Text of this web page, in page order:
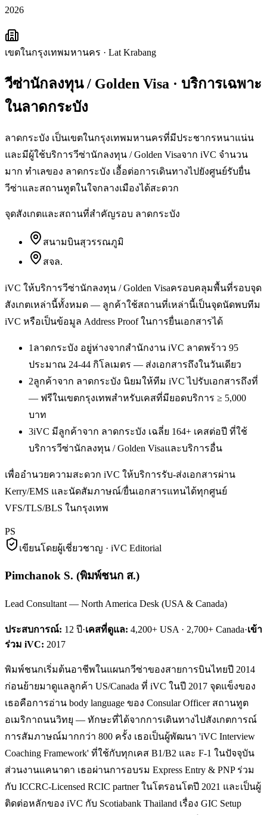
2026
เขตในกรุงเทพมหานคร · Lat Krabang
วีซ่านักลงทุน / Golden Visa · บริการเฉพาะ
ในลาดกระบัง
ลาดกระบัง เป็นเขตในกรุงเทพมหานครที่มีประชากรหนาแน่น
และมีผู้ใช้บริการวีซ่านักลงทุน / Golden Visaจาก iVC จำนวน
มาก ทำเลของ ลาดกระบัง เอื้อต่อการเดินทางไปยังศูนย์รับยื่น
วีซ่าและสถานทูตในใจกลางเมืองได้สะดวก
จุดสังเกตและสถานที่สำคัญรอบ ลาดกระบัง
สนามบินสุวรรณภูมิ
สจล.
iVC ให้บริการวีซ่านักลงทุน / Golden Visaครอบคลุมพื้นที่รอบจุด
สังเกตเหล่านี้ทั้งหมด — ลูกค้าใช้สถานที่เหล่านี้เป็นจุดนัดพบทีม
iVC หรือเป็นข้อมูล Address Proof ในการยื่นเอกสารได้
1ลาดกระบัง อยู่ห่างจากสำนักงาน iVC ลาดพร้าว 95
ประมาณ 24-44 กิโลเมตร — ส่งเอกสารถึงในวันเดียว
2ลูกค้าจาก ลาดกระบัง นิยมให้ทีม iVC ไปรับเอกสารถึงที่
— ฟรีในเขตกรุงเทพสำหรับเคสที่มียอดบริการ ≥ 5,000
บาท
3iVC มีลูกค้าจาก ลาดกระบัง เฉลี่ย 164+ เคสต่อปี ที่ใช้
บริการวีซ่านักลงทุน / Golden Visaและบริการอื่น
เพื่ออำนวยความสะดวก iVC ให้บริการรับ-ส่งเอกสารผ่าน
Kerry/EMS และนัดสัมภาษณ์/ยื่นเอกสารแทนได้ทุกศูนย์
VFS/TLS/BLS ในกรุงเทพ
PS
เขียนโดยผู้เชี่ยวชาญ · iVC Editorial
Pimchanok S. (พิมพ์ชนก ส.)
Lead Consultant — North America Desk (USA & Canada)
ประสบการณ์: 12 ปี·เคสที่ดูแล: 4,200+ USA · 2,700+ Canada·เข้า
ร่วม iVC: 2017
พิมพ์ชนกเริ่มต้นอาชีพในแผนกวีซ่าของสายการบินไทยปี 2014
ก่อนย้ายมาดูแลลูกค้า US/Canada ที่ iVC ในปี 2017 จุดแข็งของ
เธอคือการอ่าน body language ของ Consular Officer สถานทูต
อเมริกาถนนวิทยุ — ทักษะที่ได้จากการเดินทางไปสังเกตการณ์
การสัมภาษณ์มากกว่า 800 ครั้ง เธอเป็นผู้พัฒนา 'iVC Interview
Coaching Framework' ที่ใช้กับทุกเคส B1/B2 และ F-1 ในปัจจุบัน
ส่วนงานแคนาดา เธอผ่านการอบรม Express Entry & PNP ร่วม
กับ ICCRC-Licensed RCIC partner ในโตรอนโตปี 2021 และเป็นผู้
ติดต่อหลักของ iVC กับ Scotiabank Thailand เรื่อง GIC Setup